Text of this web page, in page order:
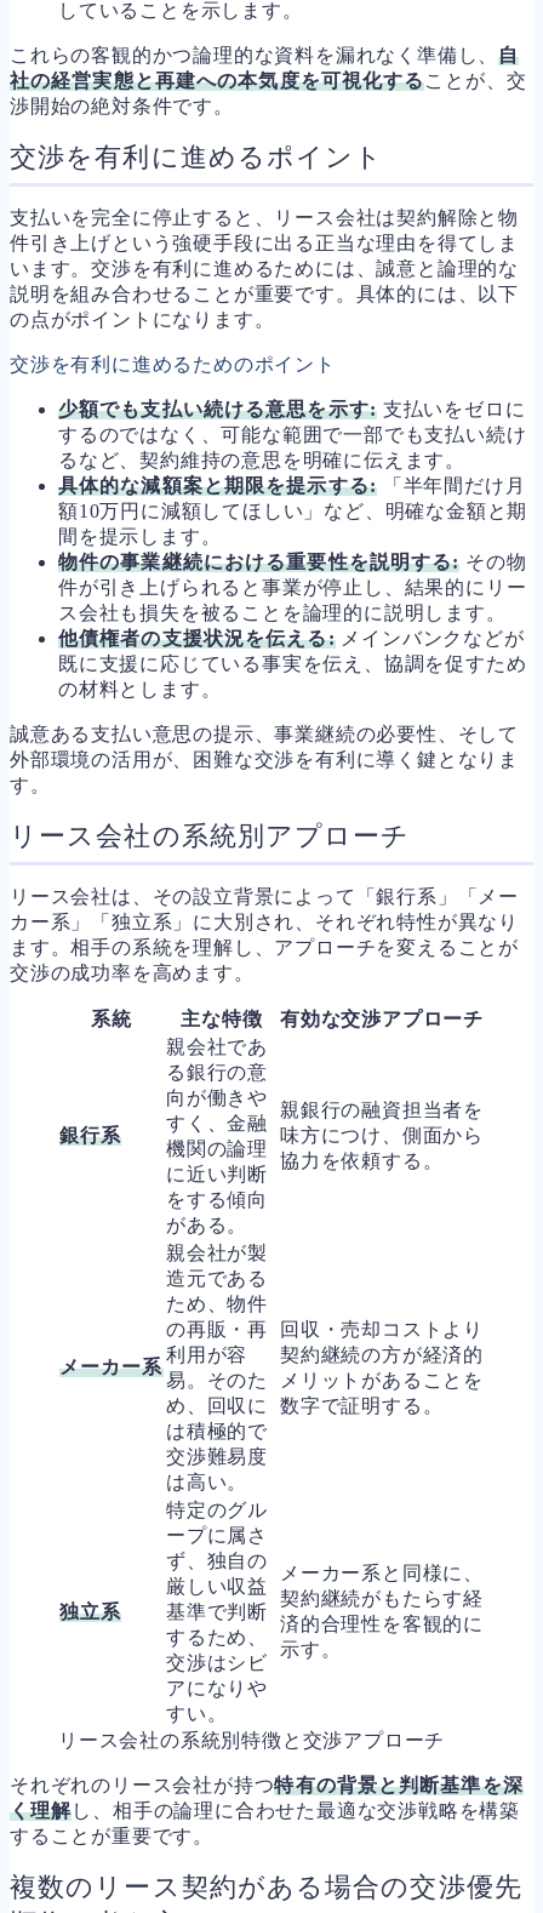
していることを示します。
これらの客観的かつ論理的な資料を漏れなく準備し、自
社の経営実態と再建への本気度を可視化することが、交
渉開始の絶対条件です。
交渉を有利に進めるポイント
支払いを完全に停止すると、リース会社は契約解除と物
件引き上げという強硬手段に出る正当な理由を得てしま
います。交渉を有利に進めるためには、誠意と論理的な
説明を組み合わせることが重要です。具体的には、以下
の点がポイントになります。
交渉を有利に進めるためのポイント
少額でも支払い続ける意思を示す:支払いをゼロに
するのではなく、可能な範囲で一部でも支払い続け
るなど、契約維持の意思を明確に伝えます。
具体的な減額案と期限を提示する:「半年間だけ月
額10万円に減額してほしい」など、明確な金額と期
間を提示します。
物件の事業継続における重要性を説明する: その物
件が引き上げられると事業が停止し、結果的にリー
ス会社も損失を被ることを論理的に説明します。
他債権者の支援状況を伝える:メインバンクなどが
既に支援に応じている事実を伝え、協調を促すため
の材料とします。
誠意ある支払い意思の提示、事業継続の必要性、そして
外部環境の活用が、困難な交渉を有利に導く鍵となりま
す。
リース会社の系統別アプローチ
リース会社は、その設立背景によって「銀行系」「メー
カー系」「独立系」に大別され、それぞれ特性が異なり
ます。相手の系統を理解し、アプローチを変えることが
交渉の成功率を高めます。
系統 主な特徴 有効な交渉アプローチ
銀行系
親会社であ
る銀行の意
向が働きや
すく、金融
機関の論理
に近い判断
をする傾向
がある。
親銀行の融資担当者を
味方につけ、側面から
協力を依頼する。
メーカー系
親会社が製
造元である
ため、物件
の再販・再
利用が容
易。そのた
め、回収に
は積極的で
交渉難易度
は高い。
回収・売却コストより
契約継続の方が経済的
メリットがあることを
数字で証明する。
独立系
特定のグル
ープに属さ
ず、独自の
厳しい収益
基準で判断
するため、
交渉はシビ
アになりや
すい。
メーカー系と同様に、
契約継続がもたらす経
済的合理性を客観的に
示す。
リース会社の系統別特徴と交渉アプローチ
それぞれのリース会社が持つ特有の背景と判断基準を深
く理解し、相手の論理に合わせた最適な交渉戦略を構築
することが重要です。
複数のリース契約がある場合の交渉優先